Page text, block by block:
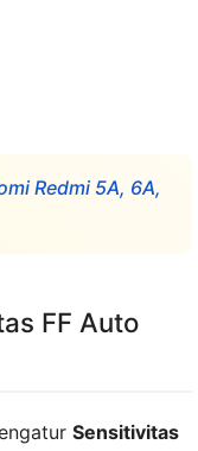
Redmi 5A, 6A,
FF Auto
Sensitivitas